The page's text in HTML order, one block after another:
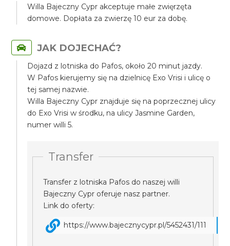
Willa Bajeczny Cypr akceptuje małe zwięrzęta
domowe. Dopłata za zwierzę 10 eur za dobę.
JAK DOJECHAĆ?
Dojazd z lotniska do Pafos, około 20 minut jazdy.
W Pafos kierujemy się na dzielnicę Exo Vrisi i ulicę o
tej samej nazwie.
Willa Bajeczny Cypr znajduje się na poprzecznej ulicy
do Exo Vrisi w środku, na ulicy Jasmine Garden,
numer willi 5.
Transfer
Transfer z lotniska Pafos do naszej willi
Bajeczny Cypr oferuje nasz partner.
Link do oferty:
https://www.bajecznycypr.pl/5452431/111